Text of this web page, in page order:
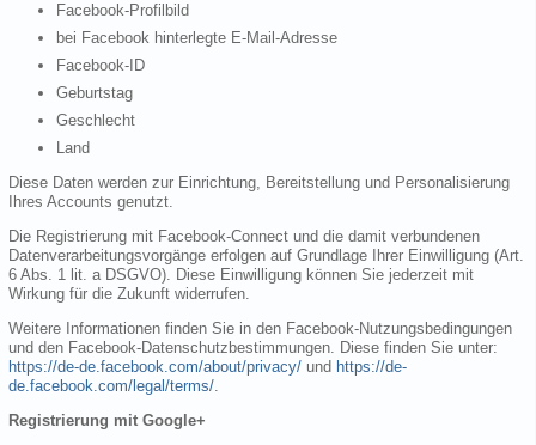
Facebook-Profilbild
bei Facebook hinterlegte E-Mail-Adresse
Facebook-ID
Geburtstag
Geschlecht
Land
Diese Daten werden zur Einrichtung, Bereitstellung und Personalisierung
Ihres Accounts genutzt.
Die Registrierung mit Facebook-Connect und die damit verbundenen
Datenverarbeitungsvorgänge erfolgen auf Grundlage Ihrer Einwilligung (Art.
6 Abs. 1 lit. a DSGVO). Diese Einwilligung können Sie jederzeit mit
Wirkung für die Zukunft widerrufen.
Weitere Informationen finden Sie in den Facebook-Nutzungsbedingungen
und den Facebook-Datenschutzbestimmungen. Diese finden Sie unter:
https://de-de.facebook.com/about/privacy/ und https://de-
de.facebook.com/legal/terms/.
Registrierung mit Google+